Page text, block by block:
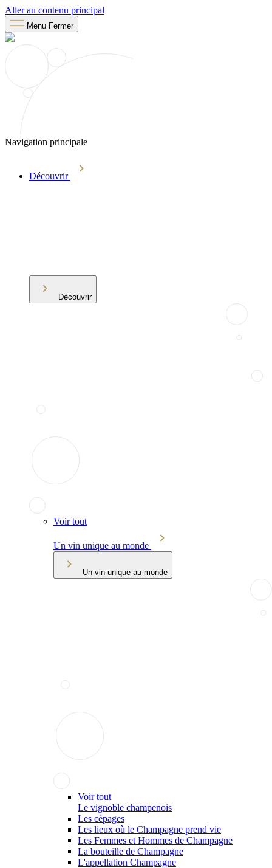
Aller au contenu principal
Menu Fermer
Navigation principale
Découvrir
Découvrir
Voir tout
Un vin unique au monde
Un vin unique au monde
Voir tout
Le vignoble champenois
Les cépages
Les lieux où le Champagne prend vie
Les Femmes et Hommes de Champagne
La bouteille de Champagne
L'appellation Champagne